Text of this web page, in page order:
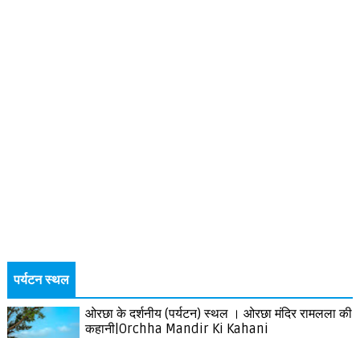
पर्यटन स्थल
ओरछा के दर्शनीय (पर्यटन) स्थल । ओरछा मंदिर रामलला की
कहानी|Orchha Mandir Ki Kahani